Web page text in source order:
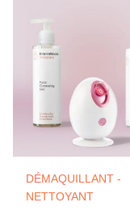
DÉMAQUILLANT -
NETTOYANT